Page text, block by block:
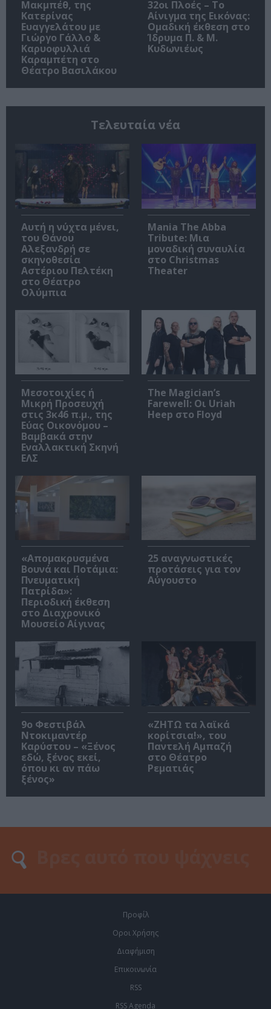
Μακμπέθ, της
Κατερίνας
Ευαγγελάτου με
Γιώργο Γάλλο &
Καρυοφυλλιά
Καραμπέτη στο
Θέατρο Βασιλάκου
32οι Πλοές – Το
Αίνιγμα της Εικόνας:
Ομαδική έκθεση στο
Ίδρυμα Π. & Μ.
Κυδωνιέως
Τελευταία νέα
Αυτή η νύχτα μένει,
του Θάνου
Αλεξανδρή σε
σκηνοθεσία
Αστέριου Πελτέκη
στο Θέατρο
Ολύμπια
Mania The Abba
Tribute: Μια
μοναδική συναυλία
στο Christmas
Theater
Μεσοτοιχίες ή
Μικρή Προσευχή
στις 3κ46 π.μ., της
Εύας Οικονόμου –
Βαμβακά στην
Εναλλακτική Σκηνή
ΕΛΣ
The Magician’s
Farewell: Οι Uriah
Heep στο Floyd
«Απομακρυσμένα
Βουνά και Ποτάμια:
Πνευματική
Πατρίδα»:
Περιοδική έκθεση
στο Διαχρονικό
Μουσείο Αίγινας
25 αναγνωστικές
προτάσεις για τον
Αύγουστο
9ο Φεστιβάλ
Ντοκιμαντέρ
Καρύστου – «Ξένος
εδώ, ξένος εκεί,
όπου κι αν πάω
ξένος»
«ΖΗΤΩ τα λαϊκά
κορίτσια!», του
Παντελή Αμπαζή
στο Θέατρο
Ρεματιάς
Προφίλ
Οροι Χρήσης
Διαφήμιση
Επικοινωνία
RSS
RSS Agenda